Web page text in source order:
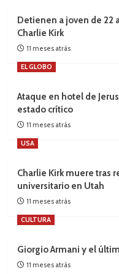
Detienen a joven de 22
Charlie Kirk
11 meses atrás
EL GLOBO
Ataque en hotel de
estado crítico
11 meses atrás
USA
Charlie Kirk muere tras
universitario en Utah
11 meses atrás
CULTURA
Giorgio Armani y el
11 meses atrás